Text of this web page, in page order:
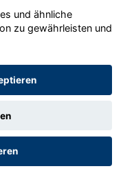
2020 - 2026
und ähnliche
zu gewährleisten und